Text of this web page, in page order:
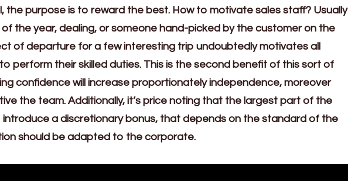
the purpose is to reward the best. How to motivate sales staff? Usually
the year, dealing, or someone hand-picked by the customer on the
of departure for a few interesting trip undoubtedly motivates all
perform their skilled duties. This is the second benefit of this sort of
confidence will increase proportionately independence, moreover
the team. Additionally, it’s price noting that the largest part of the
introduce a discretionary bonus, that depends on the standard of the
should be adapted to the corporate.